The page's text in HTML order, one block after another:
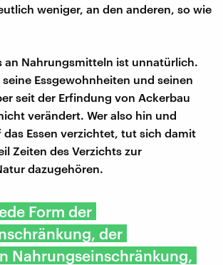
weniger, an den anderen, so wie
an Nahrungsmitteln ist unnatürlich.
Essgewohnheiten und seinen
seit der Erfindung von Ackerbau
verändert. Wer also hin und
das Essen verzichtet, tut sich damit
Zeiten des Verzichts zur
dazugehören.
Form der
der
Nahrungseinschränkung,